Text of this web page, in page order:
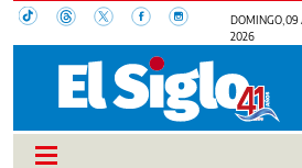
DOMINGO, 09
2026